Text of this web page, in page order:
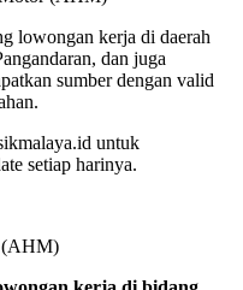
lowongan kerja di daerah
dan juga
sumber dengan valid
untuk
setiap harinya.
(AHM)